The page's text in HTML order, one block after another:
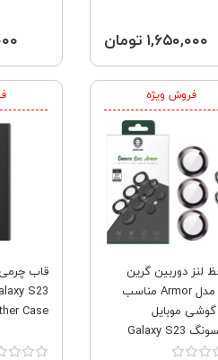
۱,۶۵۰,۰۰۰ تومان
فروش ویژه
لنز دوربین گرین
لاین مدل Armor مناسب
گوشی موبایل
سامسونگ Galaxy S23
قاب
S23
Case